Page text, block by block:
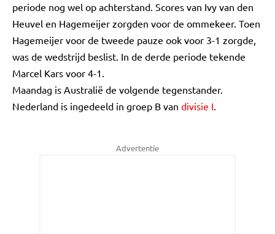
periode nog wel op achterstand. Scores van Ivy van den
Heuvel en Hagemeijer zorgden voor de ommekeer. Toen
Hagemeijer voor de tweede pauze ook voor 3-1 zorgde,
was de wedstrijd beslist. In de derde periode tekende
Marcel Kars voor 4-1.
Maandag is Australië de volgende tegenstander.
Nederland is ingedeeld in groep B van divisie I.
Advertentie